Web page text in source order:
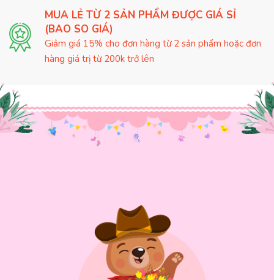
MUA LẺ TỪ 2 SẢN PHẨM ĐƯỢC GIÁ SỈ
(BAO SO GIÁ)
Giảm giá 15% cho đơn hàng từ 2 sản phẩm hoặc đơn
hàng giá trị từ 200k trở lên